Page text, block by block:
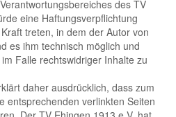
des TV
eine Haftungsverpflichtung
treten, in dem der Autor von
es ihm technisch möglich und
Falle rechtswidriger Inhalte zu
daher ausdrücklich, dass zum
entsprechenden verlinkten Seiten